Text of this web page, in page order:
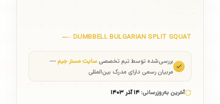
DUMBBELL BULGARIAN SPLIT SQUAT
بررسی‌شده توسط تیم تخصصیسایت مستر جیم—
مربیان رسمی دارای مدرک بین‌المللی
آخرین به‌روزرسانی:۱۴ آذر ۱۴۰۳